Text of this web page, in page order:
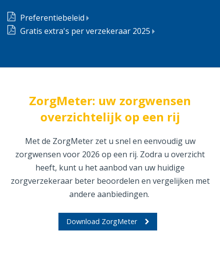
Preferentiebeleid
Gratis extra's per verzekeraar 2025
ZorgMeter: uw zorgwensen
overzichtelijk op een rij
Met de ZorgMeter zet u snel en eenvoudig uw
zorgwensen voor 2026 op een rij. Zodra u overzicht
heeft, kunt u het aanbod van uw huidige
zorgverzekeraar beter beoordelen en vergelijken met
andere aanbiedingen.
Download ZorgMeter